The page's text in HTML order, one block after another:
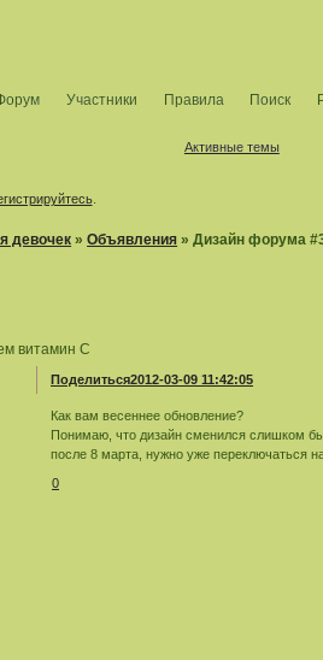
Участники Правила Поиск
Активные темы
.
девочек »Объявления »Дизайн форума
витамин C
Поделиться2012-03-09 11:42:05
Как вам весеннее обновление?
Понимаю, что дизайн сменился слишком
после 8 марта, нужно уже переключаться
0